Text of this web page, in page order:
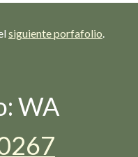
siguiente porfafolio.
WA